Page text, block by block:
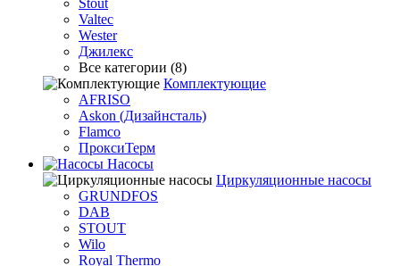
Stout
Valtec
Wester
Джилекс
Все категории (8)
Комплектующие
AFRISO
Askon (Дизайнсталь)
Flamco
ПроксиТерм
Насосы
Циркуляционные насосы
GRUNDFOS
DAB
STOUT
Wilo
Royal Thermo